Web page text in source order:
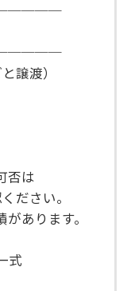
譲渡）
否は
ださい。
あります。
式